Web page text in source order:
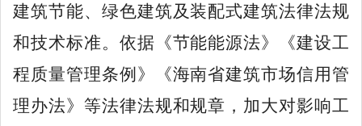
建筑节能、绿色建筑及装配式建筑法律法规
和技术标准。依据《节能能源法》《建设工
程质量管理条例》《海南省建筑市场信用管
理办法》等法律法规和规章，加大对影响工